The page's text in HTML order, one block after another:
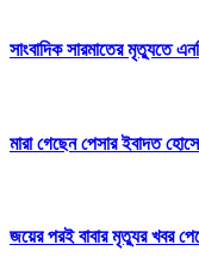
সাংবাদিক সারমাতের মৃত্যুতে
মারা গেছেন পেসার ইবাদত
জয়ের পরই বাবার মৃত্যুর খবর